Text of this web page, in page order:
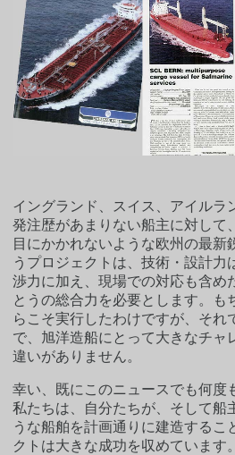
イングランド、スイス、アイルラ
発注歴があまりない船主に対して
目にかかれないような欧州の最新
うプロジェクトは、技術・設計力
渉力に加え、現場での対応も含め
とうの総合力を必要とします。も
らこそ実行したわけですが、それ
で、旭洋造船にとって大きなチャ
違いがありません。
幸い、既にこのニュースでも何度
私たちは、自分たちが、そして船
うな船舶を計画通りに建造するこ
クトは大きな成功を収めています